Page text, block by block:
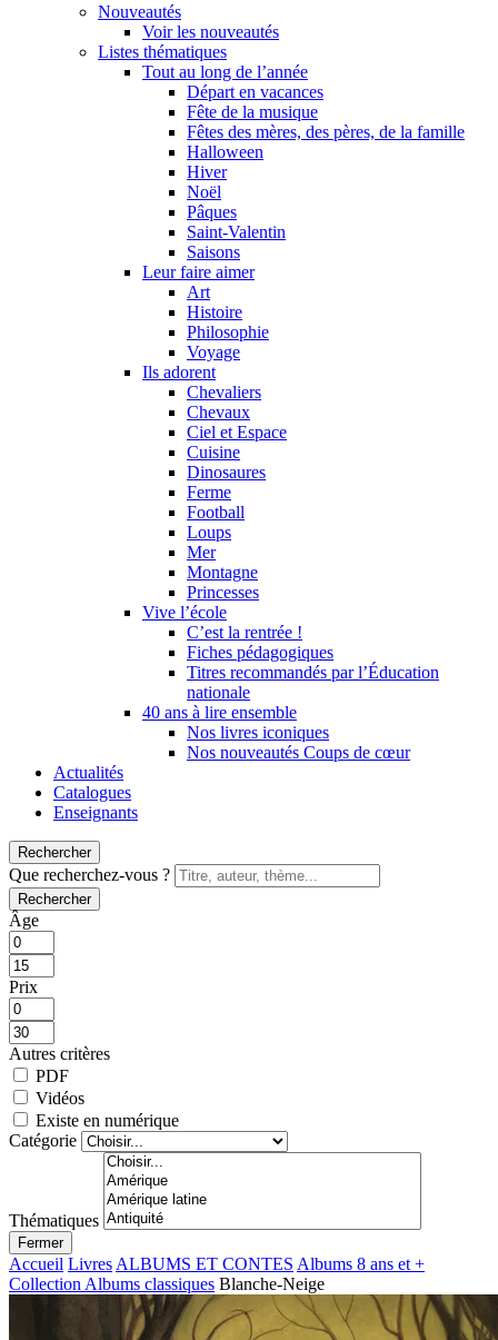
Nouveautés
Voir les nouveautés
Listes thématiques
Tout au long de l’année
Départ en vacances
Fête de la musique
Fêtes des mères, des pères, de la famille
Halloween
Hiver
Noël
Pâques
Saint-Valentin
Saisons
Leur faire aimer
Art
Histoire
Philosophie
Voyage
Ils adorent
Chevaliers
Chevaux
Ciel et Espace
Cuisine
Dinosaures
Ferme
Football
Loups
Mer
Montagne
Princesses
Vive l’école
C’est la rentrée !
Fiches pédagogiques
Titres recommandés par l’Éducation
nationale
40 ans à lire ensemble
Nos livres iconiques
Nos nouveautés Coups de cœur
Actualités
Catalogues
Enseignants
Rechercher
Que recherchez-vous ?
Rechercher
Âge
Prix
Autres critères
PDF
Vidéos
Existe en numérique
Catégorie
Thématiques
Fermer
Accueil Livres ALBUMS ET CONTES Albums 8 ans et +
Collection Albums classiques Blanche-Neige